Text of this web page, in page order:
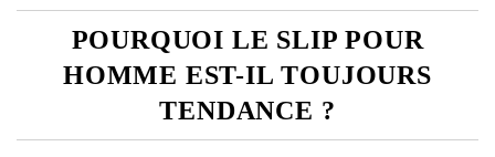
POURQUOI LE SLIP POUR
HOMME EST-IL TOUJOURS
TENDANCE ?